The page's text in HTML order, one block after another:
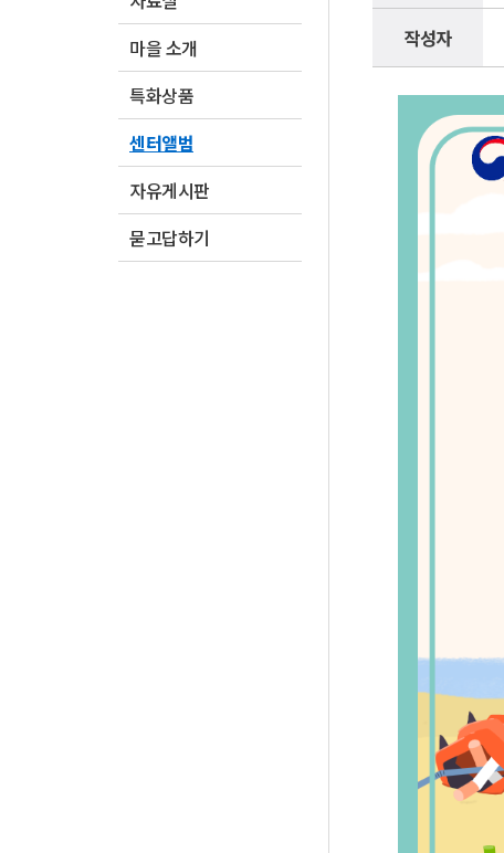
마을 소개
특화상품
센터앨범
자유게시판
묻고답하기
작성자